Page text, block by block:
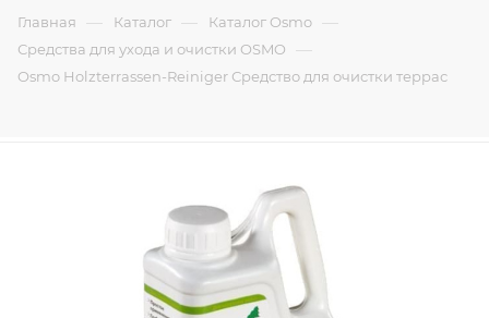
Главная — Каталог — Каталог Osmo —
Средства для ухода и очистки OSMO —
Osmo Holzterrassen-Reiniger Средство для очистки террас